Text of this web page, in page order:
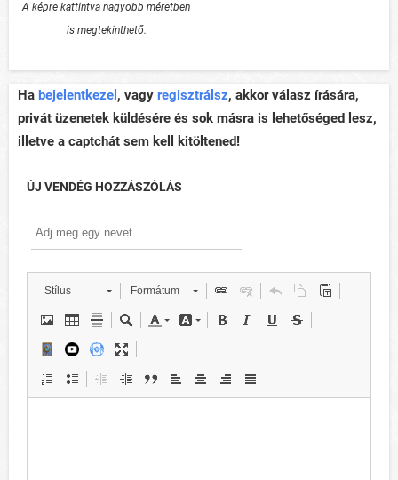
A képre kattintva nagyobb méretben
is megtekinthető.
Ha bejelentkezel , vagy regisztrálsz, akkor válasz írására,
privát üzenetek küldésére és sok másra is lehetőséged lesz,
illetve a captchát sem kell kitöltened!
ÚJ VENDÉG HOZZÁSZÓLÁS
Stílus Formátum